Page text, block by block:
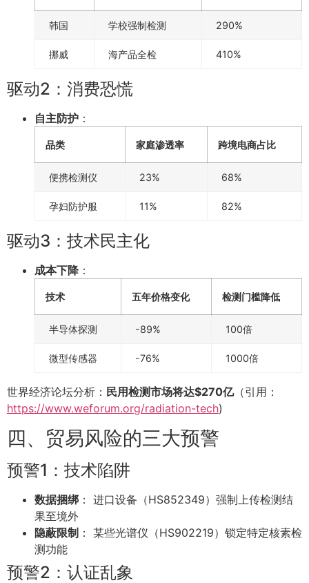
韩国 学校强制检测 290%
挪威 海产品全检 410%
驱动2：消费恐慌
自主防护 ：
品类 家庭渗透率 跨境电商占比
便携检测仪 23% 68%
孕妇防护服 11% 82%
驱动3：技术民主化
成本下降 ：
技术 五年价格变化 检测门槛降低
半导体探测 -89% 100倍
微型传感器 -76% 1000倍
世界经济论坛分析： 民用检测市场将达$270亿（引用：
https://www.weforum.org/radiation-tech)
四、贸易风险的三大预警
预警1：技术陷阱
数据捆绑 ： 进口设备（HS852349）强制上传检测结
果至境外
隐蔽限制 ： 某些光谱仪（HS902219）锁定特定核素检
测功能
预警2：认证乱象